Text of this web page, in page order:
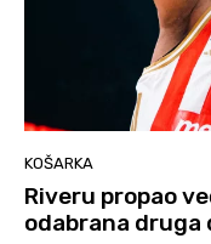
KOŠARKA
Riveru propao
odabrana druga